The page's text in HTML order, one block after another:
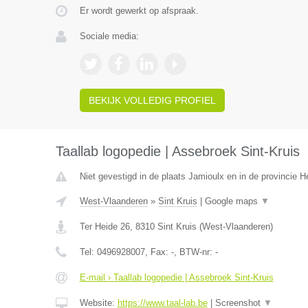
Er wordt gewerkt op afspraak.
Sociale media:
BEKIJK VOLLEDIG PROFIEL
Taallab logopedie | Assebroek Sint-Kruis
Niet gevestigd in de plaats Jamioulx en in de provincie
West-Vlaanderen» Sint Kruis Google maps ▼
Ter Heide 26, 8310 Sint Kruis (West-Vlaanderen)
Tel: 0496928007, Fax: -, BTW-nr: -
E-mail › Taallab logopedie | Assebroek Sint-Kruis
Website: https://www.taal-lab.be| Screenshot ▼